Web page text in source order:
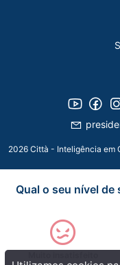
2026 Città - Inteligência em
Qual o seu nível